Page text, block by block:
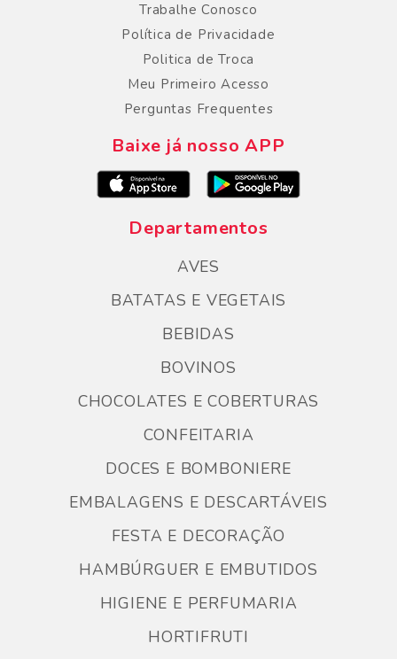
Trabalhe Conosco
Política de Privacidade
Politica de Troca
Meu Primeiro Acesso
Perguntas Frequentes
Baixe já nosso APP
Departamentos
AVES
BATATAS E VEGETAIS
BEBIDAS
BOVINOS
CHOCOLATES E COBERTURAS
CONFEITARIA
DOCES E BOMBONIERE
EMBALAGENS E DESCARTÁVEIS
FESTA E DECORAÇÃO
HAMBÚRGUER E EMBUTIDOS
HIGIENE E PERFUMARIA
HORTIFRUTI